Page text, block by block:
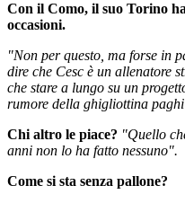
Con il Como, il suo Torino
occasioni.
"Non per questo, ma forse in
dire che Cesc è un allenatore
che stare a lungo su un
rumore della ghigliottina
Chi altro le piace? "Quello
anni non lo ha fatto nessuno".
Come si sta senza pallone?